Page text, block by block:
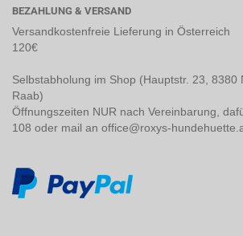
BEZAHLUNG & VERSAND
Versandkostenfreie Lieferung in Österreich
120€
Selbstabholung im Shop (Hauptstr. 23, 8380
Raab)
Öffnungszeiten NUR nach Vereinbarung,
108 oder mail an office@roxys-